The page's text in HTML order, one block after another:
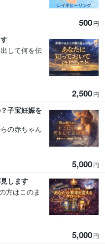
500円
して何を伝
2,500円
子宝妊娠を
の赤ちゃん
5,000円
します
方はこのま
5,000円